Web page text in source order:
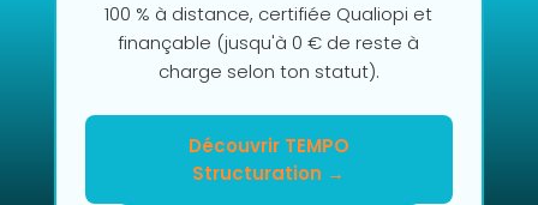
100 % à distance, certifiée Qualiopi et
finançable (jusqu'à 0 € de reste à
charge selon ton statut).
Découvrir TEMPO
Structuration →